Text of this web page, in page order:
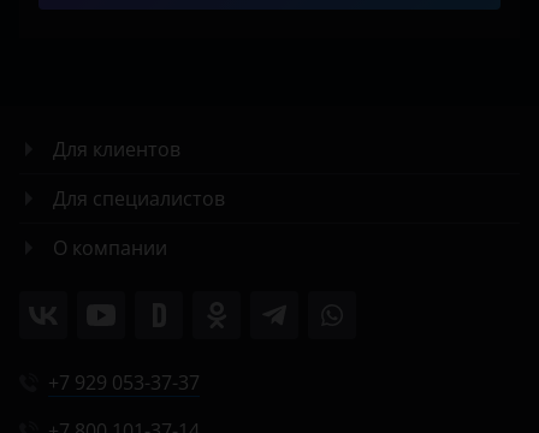
Для клиентов
Для специалистов
О компании
+7 929 053-37-37